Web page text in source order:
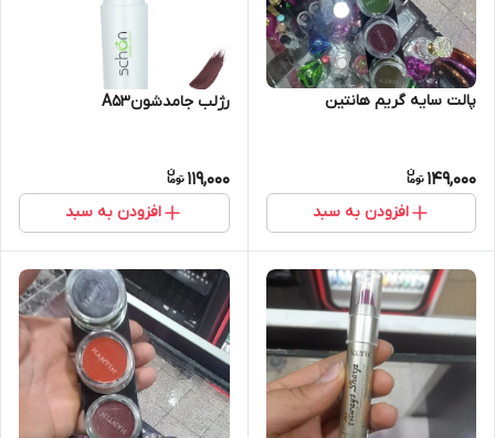
پالت سایه گریم هانتین
149,000
افزودن به سبد
رژلب جامدشونA53
119,000
افزودن به سبد